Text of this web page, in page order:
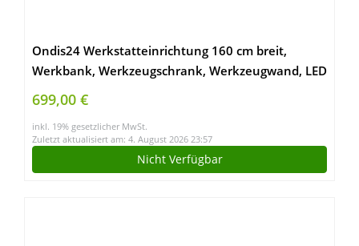
Ondis24 Werkstatteinrichtung 160 cm breit,
Werkbank, Werkzeugschrank, Werkzeugwand, LED
699,00 €
inkl. 19% gesetzlicher MwSt.
Zuletzt aktualisiert am: 4. August 2026 23:57
Nicht Verfügbar